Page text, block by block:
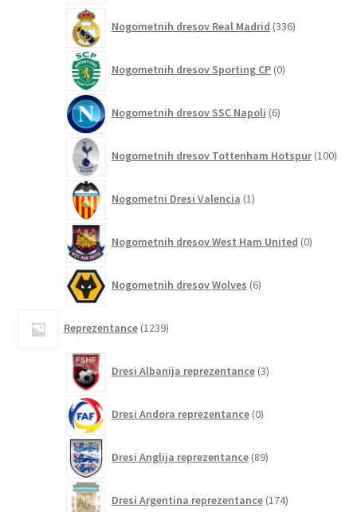
Nogometnih dresov Real Madrid 336izdelkov
Nogometnih dresov Sporting CP 0izdelkov
Nogometnih dresov SSC Napoli 6izdelkov
Nogometnih dresov Tottenham Hotspur 100
Nogometni Dresi Valencia 1izdelek
Nogometnih dresov West Ham United 0izdelkov
Nogometnih dresov Wolves 6izdelkov
Reprezentance 1239izdelkov
Dresi Albanija reprezentance 3izdelki
Dresi Andora reprezentance 0izdelkov
Dresi Anglija reprezentance 89izdelkov
Dresi Argentina reprezentance 174izdelkov